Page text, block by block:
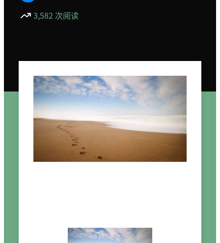
3,582 次阅读